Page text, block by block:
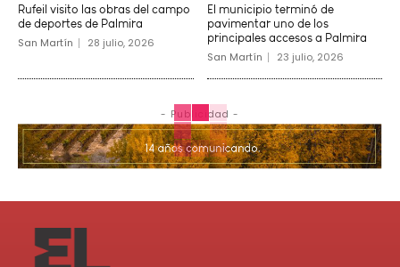
Rufeil visito las obras del campo
de deportes de Palmira
San Martín 28 julio, 2026
El municipio terminó de
pavimentar uno de los
principales accesos a Palmira
San Martín 23 julio, 2026
- Publicidad -